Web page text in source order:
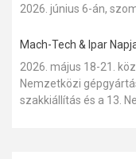
2026. június 6-án,
Mach-Tech & Ipar
2026. május 18-21.
Nemzetközi
szakkiállítás és a 13.